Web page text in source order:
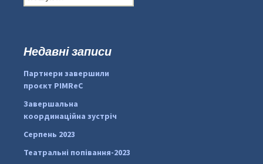
о
:Недавні записи
Партнери завершили
проєкт PIMReC
Завершальна
координаційна зустріч
Серпень 2023
Театральні попівання-2023